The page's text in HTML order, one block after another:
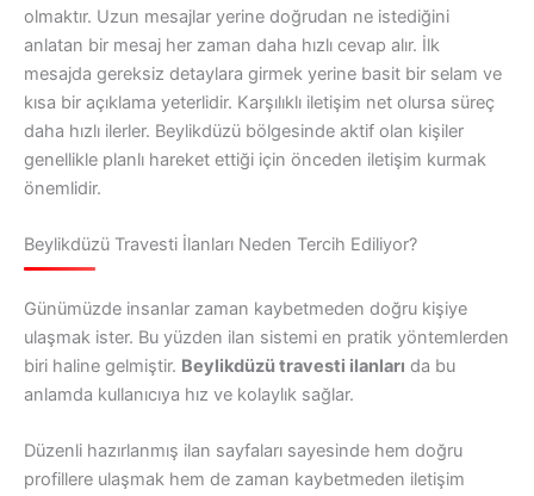
olmaktır. Uzun mesajlar yerine doğrudan ne istediğini
anlatan bir mesaj her zaman daha hızlı cevap alır. İlk
mesajda gereksiz detaylara girmek yerine basit bir selam ve
kısa bir açıklama yeterlidir. Karşılıklı iletişim net olursa süreç
daha hızlı ilerler. Beylikdüzü bölgesinde aktif olan kişiler
genellikle planlı hareket ettiği için önceden iletişim kurmak
önemlidir.
Beylikdüzü Travesti İlanları Neden Tercih Ediliyor?
Günümüzde insanlar zaman kaybetmeden doğru kişiye
ulaşmak ister. Bu yüzden ilan sistemi en pratik yöntemlerden
biri haline gelmiştir. Beylikdüzü travesti ilanları da bu
anlamda kullanıcıya hız ve kolaylık sağlar.
Düzenli hazırlanmış ilan sayfaları sayesinde hem doğru
profillere ulaşmak hem de zaman kaybetmeden iletişim